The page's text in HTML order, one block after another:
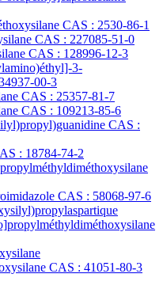
CAS : 2530-86-1
CAS : 227085-51-0
CAS : 128996-12-3
3-
00-3
CAS : 25357-81-7
CAS : 109213-85-6
CAS :
: 18784-74-2
CAS : 58068-97-6
CAS : 41051-80-3